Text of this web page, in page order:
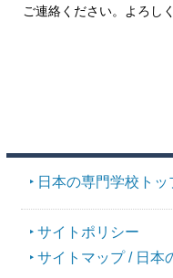
ご連絡ください。よろし
日本の専門学校ト
サイトポリシー
サイトマップ / 日本